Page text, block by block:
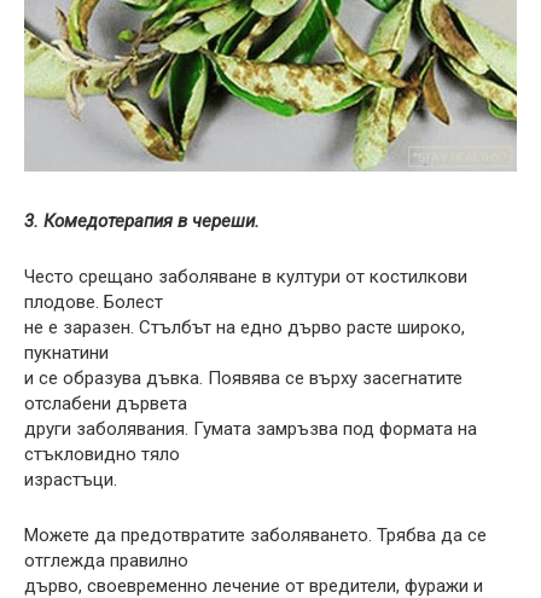
3. Комедотерапия в череши.
Често срещано заболяване в култури от костилкови
плодове. Болест
не е заразен. Стълбът на едно дърво расте широко,
пукнатини
и се образува дъвка. Появява се върху засегнатите
отслабени дървета
други заболявания. Гумата замръзва под формата на
стъкловидно тяло
израстъци.
Можете да предотвратите заболяването. Трябва да се
отглежда правилно
дърво, своевременно лечение от вредители, фуражи и